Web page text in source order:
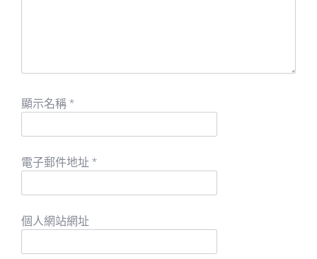
顯示名稱 *
電子郵件地址 *
個人網站網址